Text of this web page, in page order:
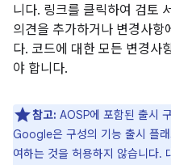
니다. 링크를 클릭하여 검토
의견을 추가하거나 변경사항
다. 코드에 대한 모든 변경사
야 합니다.
참고: AOSP에 포함된 출시
Google은 구성의 기능 출시 플
여하는 것을 허용하지 않습니다.